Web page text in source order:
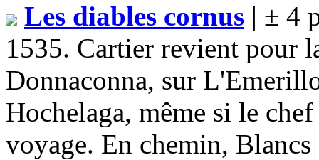
Les diables cornus | ± 4
1535. Cartier revient pour
Donnaconna, sur
Hochelaga, même si le
voyage. En chemin,